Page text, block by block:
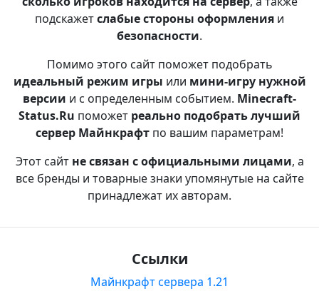
подскажетслабые стороны оформления и
безопасности.
Помимо этого сайт поможет подобрать
идеальный режим игры или мини-игру нужной
версии и с определенным событием. Minecraft-
Status.Ru поможет реально подобрать лучший
сервер Майнкрафт по вашим параметрам!
Этот сайт не связан с официальными лицами, а
все бренды и товарные знаки упомянутые на сайте
принадлежат их авторам.
Ссылки
Майнкрафт сервера 1.21